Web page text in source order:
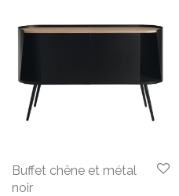
Buffet chêne et métal
noir